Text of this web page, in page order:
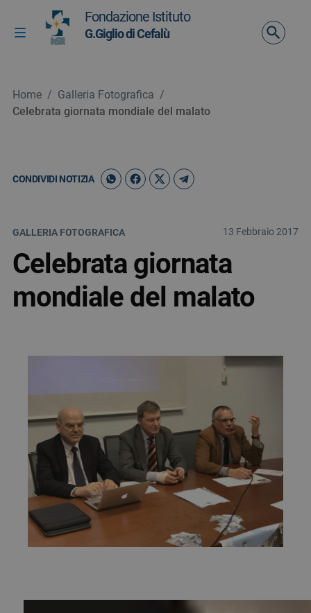
Vai ai contenuti
Vai al menu di navigazione
Vai al footer
Attiva / disattiva la navigazione
Fondazione Istituto
G.Giglio di Cefalù
Home / Galleria Fotografica /
Celebrata giornata mondiale del malato
CONDIVIDI NOTIZIA
GALLERIA FOTOGRAFICA 13 Febbraio 2017
Celebrata giornata
mondiale del malato